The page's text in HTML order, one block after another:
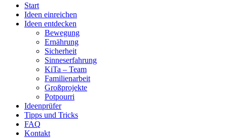
Start
Ideen einreichen
Ideen entdecken
Bewegung
Ernährung
Sicherheit
Sinneserfahrung
KiTa – Team
Familienarbeit
Großprojekte
Potpourri
Ideenprüfer
Tipps und Tricks
FAQ
Kontakt